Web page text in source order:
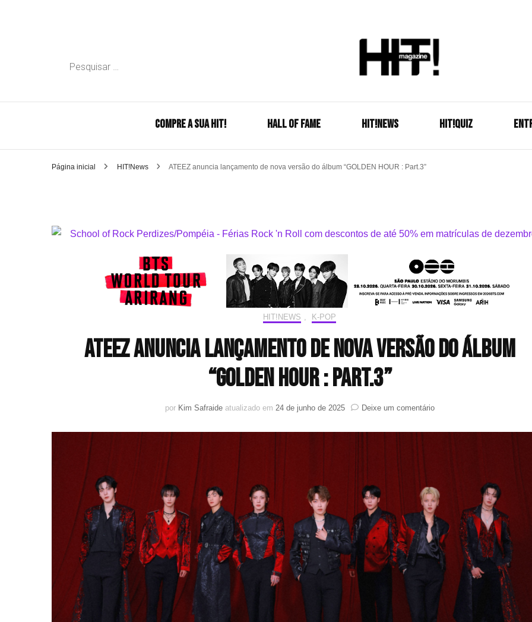
Pesquisar
COMPRE A SUA HIT! HALL OF FAME HIT!NEWS HIT!Quiz
Página inicial HIT!News ATEEZ anuncia lançamento de nova versão do álbum “GOLDEN HOUR : Part.3”
HIT!NEWS K-POP
ATEEZ anuncia lançamento de nova versão do álbum
“GOLDEN HOUR : Part.3”
por Kim Safraide atualizado em 24 de junho de 2025 Deixe um comentárioem
anuncia
do
álbum
“GOLDEN
HOUR
:
Part.3”